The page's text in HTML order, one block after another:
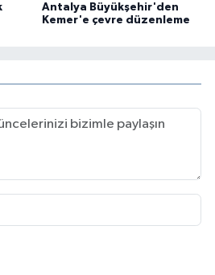
Antalya Büyükşehir'den
Kemer'e çevre düzenleme